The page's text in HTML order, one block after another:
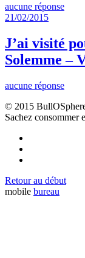
aucune réponse
21/02/2015
J’ai visité
Solemme –
aucune réponse
© 2015
Sachez consommer
Retour au début
mobile bureau